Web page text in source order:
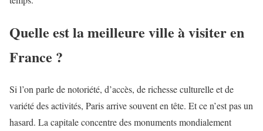
Quelle est la meilleure ville à visiter en
France ?
Si l’on parle de notoriété, d’accès, de richesse culturelle et de
variété des activités, Paris arrive souvent en tête. Et ce n’est pas un
hasard. La capitale concentre des monuments mondialement